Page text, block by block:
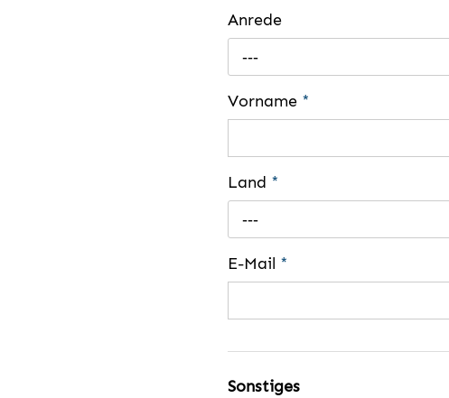
Anrede
---
Vorname *
Land *
---
E-Mail *
Sonstiges